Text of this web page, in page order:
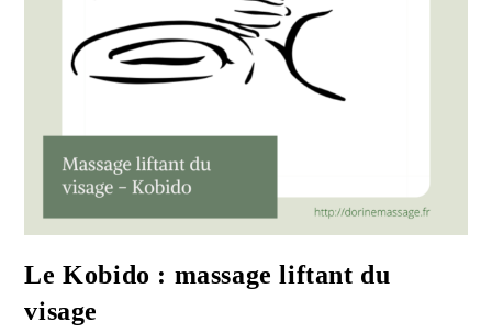
Le Kobido : massage liftant du
visage